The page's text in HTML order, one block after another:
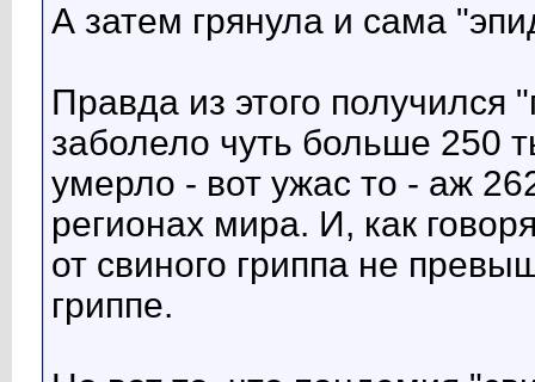
А затем грянула и сама
Правда из этого
заболело чуть больше 250
умерло - вот ужас то - аж
регионах мира. И, как
от свиного гриппа не
гриппе.